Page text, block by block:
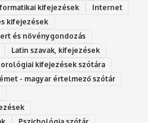
kifejezések
Internet
kifejezések
és növénygondozás
Latin szavak, kifejezések
kifejezések szótára
- magyar értelmező szótár